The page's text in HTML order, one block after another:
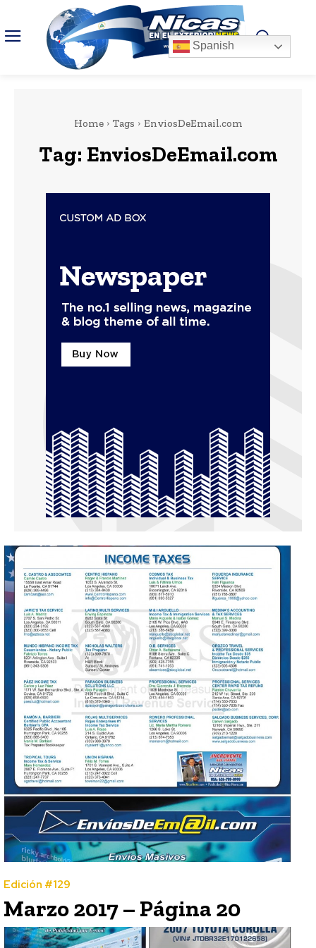
Home Tags EnviosDeEmail.com
Tag: EnviosDeEmail.com
Edición #129
Marzo 2017 – Página 20
Spanish